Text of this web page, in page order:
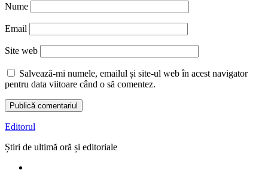
Nume
Email
Site web
Salvează-mi numele, emailul și site-ul web în acest navigator
pentru data viitoare când o să comentez.
Editorul
Știri de ultimă oră și editoriale